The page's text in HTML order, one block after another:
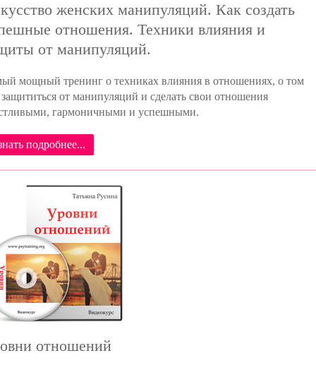
женских манипуляций. Как создать
отношения. Техники влияния и
от манипуляций.
мощный тренинг о техниках влияния в отношениях, о том
от манипуляций и сделать свои отношения
гармоничными и успешными.
подробнее...
отношений